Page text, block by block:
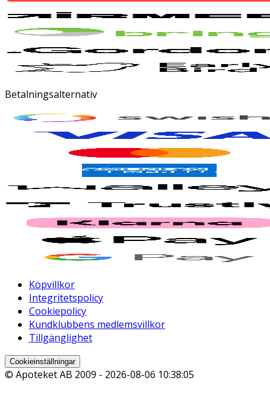
Betalningsalternativ
Köpvillkor
Integritetspolicy
Cookiepolicy
Kundklubbens medlemsvillkor
Tillgänglighet
Cookieinställningar
© Apoteket AB 2009 - 2026-08-06 10:38:05